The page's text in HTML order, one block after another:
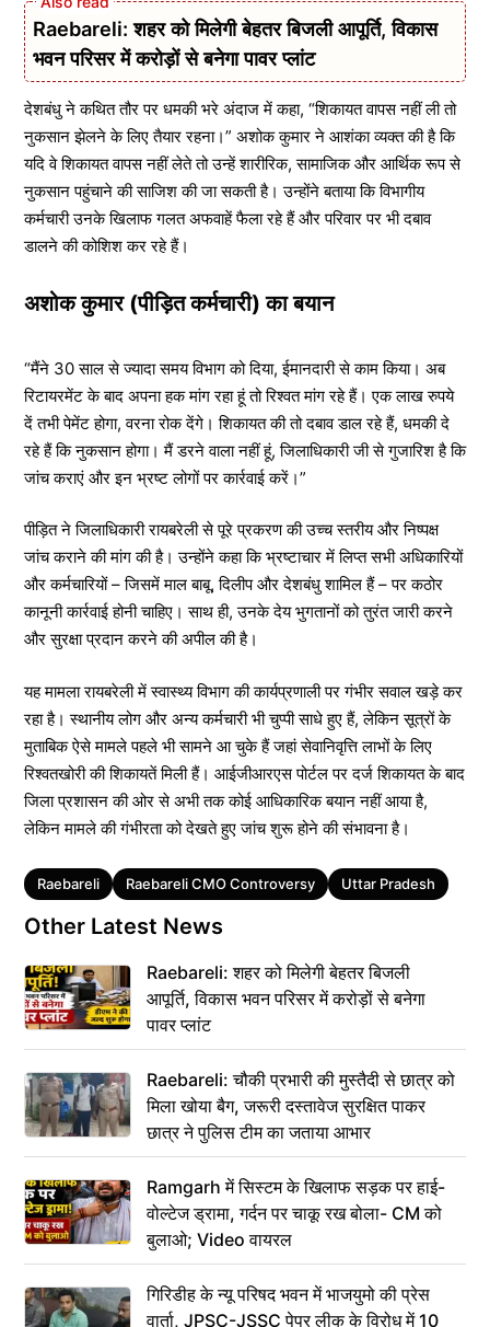
Raebareli: शहर को मिलेगी बेहतर बिजली आपूर्ति, विकास
भवन परिसर में करोड़ों से बनेगा पावर प्लांट
देशबंधु ने कथित तौर पर धमकी भरे अंदाज में कहा, “शिकायत वापस नहीं ली तो
नुकसान झेलने के लिए तैयार रहना।” अशोक कुमार ने आशंका व्यक्त की है कि
यदि वे शिकायत वापस नहीं लेते तो उन्हें शारीरिक, सामाजिक और आर्थिक रूप से
नुकसान पहुंचाने की साजिश की जा सकती है। उन्होंने बताया कि विभागीय
कर्मचारी उनके खिलाफ गलत अफवाहें फैला रहे हैं और परिवार पर भी दबाव
डालने की कोशिश कर रहे हैं।
अशोक कुमार (पीड़ित कर्मचारी) का बयान
“मैंने 30 साल से ज्यादा समय विभाग को दिया, ईमानदारी से काम किया। अब
रिटायरमेंट के बाद अपना हक मांग रहा हूं तो रिश्वत मांग रहे हैं। एक लाख रुपये
दें तभी पेमेंट होगा, वरना रोक देंगे। शिकायत की तो दबाव डाल रहे हैं, धमकी दे
रहे हैं कि नुकसान होगा। मैं डरने वाला नहीं हूं, जिलाधिकारी जी से गुजारिश है कि
जांच कराएं और इन भ्रष्ट लोगों पर कार्रवाई करें।”
पीड़ित ने जिलाधिकारी रायबरेली से पूरे प्रकरण की उच्च स्तरीय और निष्पक्ष
जांच कराने की मांग की है। उन्होंने कहा कि भ्रष्टाचार में लिप्त सभी अधिकारियों
और कर्मचारियों – जिसमें माल बाबू, दिलीप और देशबंधु शामिल हैं – पर कठोर
कानूनी कार्रवाई होनी चाहिए। साथ ही, उनके देय भुगतानों को तुरंत जारी करने
और सुरक्षा प्रदान करने की अपील की है।
यह मामला रायबरेली में स्वास्थ्य विभाग की कार्यप्रणाली पर गंभीर सवाल खड़े कर
रहा है। स्थानीय लोग और अन्य कर्मचारी भी चुप्पी साधे हुए हैं, लेकिन सूत्रों के
मुताबिक ऐसे मामले पहले भी सामने आ चुके हैं जहां सेवानिवृत्ति लाभों के लिए
रिश्वतखोरी की शिकायतें मिली हैं। आईजीआरएस पोर्टल पर दर्ज शिकायत के बाद
जिला प्रशासन की ओर से अभी तक कोई आधिकारिक बयान नहीं आया है,
लेकिन मामले की गंभीरता को देखते हुए जांच शुरू होने की संभावना है।
Tags
Raebareli Raebareli CMO Controversy Uttar Pradesh
Other Latest News
Raebareli: शहर को मिलेगी बेहतर बिजली
आपूर्ति, विकास भवन परिसर में करोड़ों से बनेगा
पावर प्लांट
Raebareli: चौकी प्रभारी की मुस्तैदी से छात्र को
मिला खोया बैग, जरूरी दस्तावेज सुरक्षित पाकर
छात्र ने पुलिस टीम का जताया आभार
Ramgarh में सिस्टम के खिलाफ सड़क पर हाई-
वोल्टेज ड्रामा, गर्दन पर चाकू रख बोला- CM को
बुलाओ; Video वायरल
गिरिडीह के न्यू परिषद भवन में भाजयुमो की प्रेस
वार्ता, JPSC-JSSC पेपर लीक के विरोध में 10